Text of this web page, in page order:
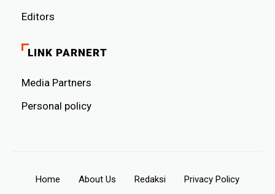
Editors
LINK PARNERT
Media Partners
Personal policy
Home About Us Redaksi Privacy Policy